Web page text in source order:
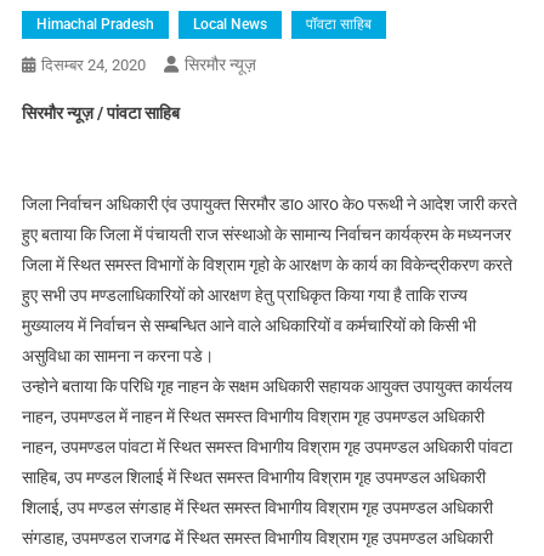
Himachal Pradesh Local News पॉवटा साहिब
दिसम्बर 24, 2020 सिरमौर न्यूज़
सिरमौर न्यूज़ / पांवटा साहिब
जिला निर्वाचन अधिकारी एंव उपायुक्त सिरमौर डाo आरo केo परूथी ने आदेश जारी करते
हुए बताया कि जिला में पंचायती राज संस्थाओ के सामान्य निर्वाचन कार्यक्रम के मध्यनजर
जिला में स्थित समस्त विभागों के विश्राम गृहो के आरक्षण के कार्य का विकेन्द्रीकरण करते
हुए सभी उप मण्डलाधिकारियों को आरक्षण हेतु प्राधिकृत किया गया है ताकि राज्य
मुख्यालय में निर्वाचन से सम्बन्धित आने वाले अधिकारियों व कर्मचारियों को किसी भी
असुविधा का सामना न करना पडे।
उन्होने बताया कि परिधि गृह नाहन के सक्षम अधिकारी सहायक आयुक्त उपायुक्त कार्यलय
नाहन, उपमण्डल में नाहन में स्थित समस्त विभागीय विश्राम गृह उपमण्डल अधिकारी
नाहन, उपमण्डल पांवटा में स्थित समस्त विभागीय विश्राम गृह उपमण्डल अधिकारी पांवटा
साहिब, उप मण्डल शिलाई में स्थित समस्त विभागीय विश्राम गृह उपमण्डल अधिकारी
शिलाई, उप मण्डल संगडाह में स्थित समस्त विभागीय विश्राम गृह उपमण्डल अधिकारी
संगडाह, उपमण्डल राजगढ में स्थित समस्त विभागीय विश्राम गृह उपमण्डल अधिकारी